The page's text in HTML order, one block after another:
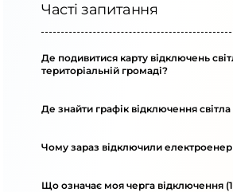
Часті запитання
Де подивитися карту відключень
територіальній громаді?
Де знайти графік відключення світла
Чому зараз відключили
Що означає моя черга відключення